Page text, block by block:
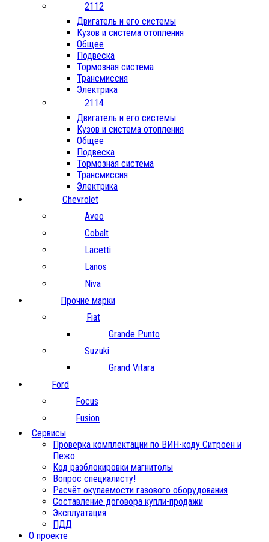
2112
Двигатель и его системы
Кузов и система отопления
Общее
Подвеска
Тормозная система
Трансмиссия
Электрика
2114
Двигатель и его системы
Кузов и система отопления
Общее
Подвеска
Тормозная система
Трансмиссия
Электрика
Chevrolet
Aveo
Cobalt
Lacetti
Lanos
Niva
Прочие марки
Fiat
Grande Punto
Suzuki
Grand Vitara
Ford
Focus
Fusion
Сервисы
Проверка комплектации по ВИН-коду Ситроен и
Пежо
Код разблокировки магнитолы
Вопрос специалисту!
Расчёт окупаемости газового оборудования
Составление договора купли-продажи
Эксплуатация
ПДД
О проекте